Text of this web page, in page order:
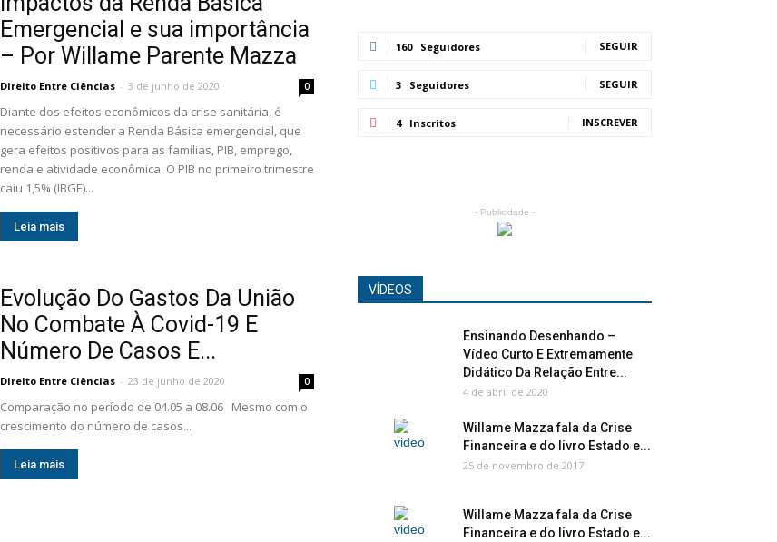
Emergencial e sua importância
– Por Willame Parente Mazza
Direito Entre Ciências - 3 de junho de 2020 0
Diante dos efeitos econômicos da crise sanitária, é
necessário estender a Renda Básica emergencial, que
gera efeitos positivos para as famílias, PIB, emprego,
renda e atividade econômica. O PIB no primeiro trimestre
caiu 1,5% (IBGE)...
Leia mais
Evolução Do Gastos Da União
No Combate À Covid-19 E
Número De Casos E...
Direito Entre Ciências - 23 de junho de 2020 0
Comparação no período de 04.05 a 08.06 Mesmo com o
crescimento do número de casos...
Leia mais
160 Seguidores SEGUIR
3 Seguidores SEGUIR
4 Inscritos INSCREVER
- Publicidade -
VÍDEOS
Ensinando Desenhando –
Vídeo Curto E Extremamente
Didático Da Relação Entre...
4 de abril de 2020
Willame Mazza fala da Crise
Financeira e do livro Estado e...
25 de novembro de 2017
Willame Mazza fala da Crise
Financeira e do livro Estado e...